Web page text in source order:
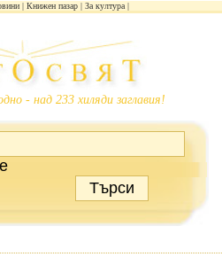
Книжен пазар За култура
- над 233 хиляди заглавия!